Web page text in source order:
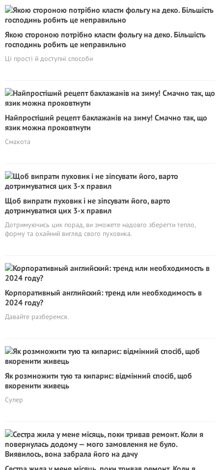
Якою стороною потрібно класти фольгу на деко. Більшість
господинь робить це неправильно
Ці прості й доступні способи
Найпростіший рецепт баклажанів на зиму! Смачно так, що
язик можна проковтнути
Смакота
Щоб випрати пуховик і не зіпсувати його, варто
дотримуватися цих 3-х правил
Дотримуючись цих порад, ви зможете надовго зберегти тепло,
форму та охайний вигляд свого пуховика.
Корпоративный английский: тренд или необходимость в
2024 году?
Давайте разберемся.
Як розмножити тую та кипарис: відмінний спосіб, щоб
вкоренити живець
Супер